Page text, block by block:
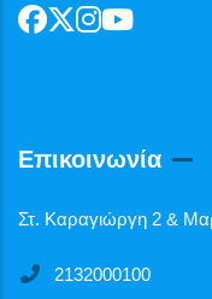
Επικοινωνία
Στ. Καραγιώργη 2 &
2132000100